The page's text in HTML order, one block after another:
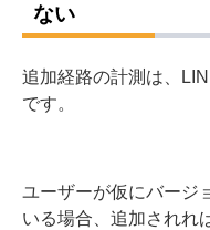
また、友だち追加経路
3月なので、2020年3
しか遡ることはできま
追加経路の計測は、